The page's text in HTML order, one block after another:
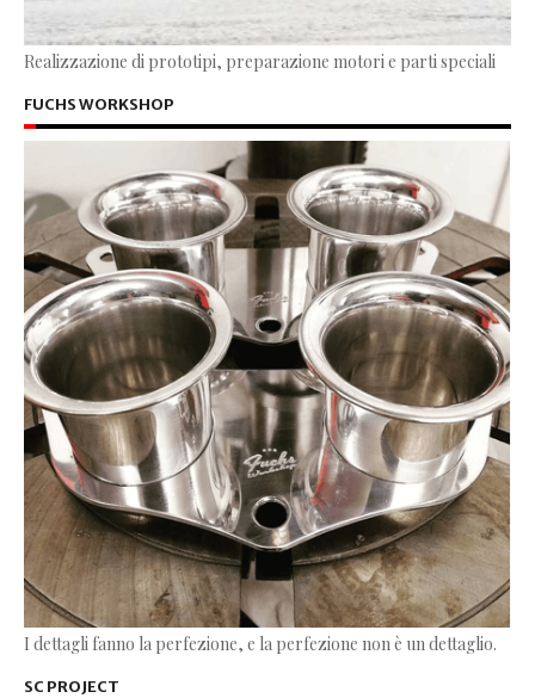
Realizzazione di prototipi, preparazione motori e parti speciali
FUCHS WORKSHOP
I dettagli fanno la perfezione, e la perfezione non è un dettaglio.
SC PROJECT